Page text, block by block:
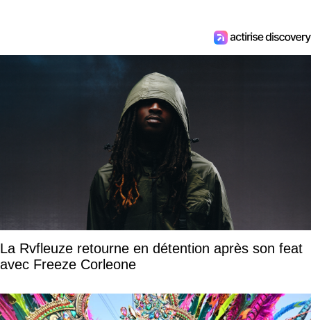
La Rvfleuze retourne en détention après son feat
avec Freeze Corleone